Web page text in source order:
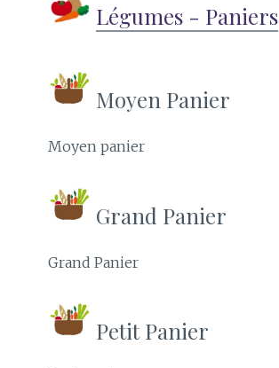
Légumes - Paniers
Moyen Panier
Moyen panier
Grand Panier
Grand Panier
Petit Panier